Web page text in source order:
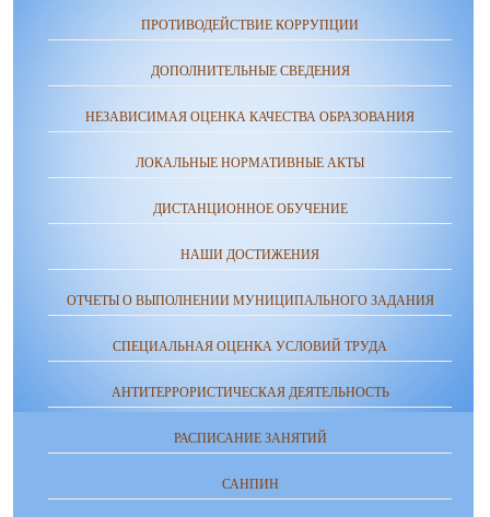
ПРОТИВОДЕЙСТВИЕ КОРРУПЦИИ
ДОПОЛНИТЕЛЬНЫЕ СВЕДЕНИЯ
НЕЗАВИСИМАЯ ОЦЕНКА КАЧЕСТВА ОБРАЗОВАНИЯ
ЛОКАЛЬНЫЕ НОРМАТИВНЫЕ АКТЫ
ДИСТАНЦИОННОЕ ОБУЧЕНИЕ
НАШИ ДОСТИЖЕНИЯ
ОТЧЕТЫ О ВЫПОЛНЕНИИ МУНИЦИПАЛЬНОГО ЗАДАНИЯ
СПЕЦИАЛЬНАЯ ОЦЕНКА УСЛОВИЙ ТРУДА
АНТИТЕРРОРИСТИЧЕСКАЯ ДЕЯТЕЛЬНОСТЬ
РАСПИСАНИЕ ЗАНЯТИЙ
САНПИН